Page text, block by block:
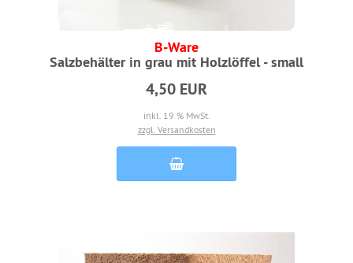
B-Ware
Salzbehälter in grau mit Holzlöffel - small
4,50 EUR
inkl. 19 % MwSt.
zzgl. Versandkosten